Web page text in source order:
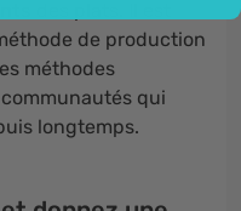
de production
méthodes
qui
longtemps.